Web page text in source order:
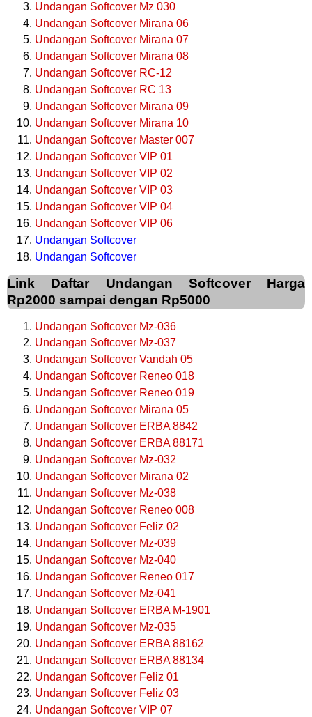
Undangan Softcover Mz 030
Undangan Softcover Mirana 06
Undangan Softcover Mirana 07
Undangan Softcover Mirana 08
Undangan Softcover RC-12
Undangan Softcover RC 13
Undangan Softcover Mirana 09
Undangan Softcover Mirana 10
Undangan Softcover Master 007
Undangan Softcover VIP 01
Undangan Softcover VIP 02
Undangan Softcover VIP 03
Undangan Softcover VIP 04
Undangan Softcover VIP 06
Undangan Softcover
Undangan Softcover
Link Daftar Undangan Softcover Harga
Rp2000 sampai dengan Rp5000
Undangan Softcover Mz-036
Undangan Softcover Mz-037
Undangan Softcover Vandah 05
Undangan Softcover Reneo 018
Undangan Softcover Reneo 019
Undangan Softcover Mirana 05
Undangan Softcover ERBA 8842
Undangan Softcover ERBA 88171
Undangan Softcover Mz-032
Undangan Softcover Mirana 02
Undangan Softcover Mz-038
Undangan Softcover Reneo 008
Undangan Softcover Feliz 02
Undangan Softcover Mz-039
Undangan Softcover Mz-040
Undangan Softcover Reneo 017
Undangan Softcover Mz-041
Undangan Softcover ERBA M-1901
Undangan Softcover Mz-035
Undangan Softcover ERBA 88162
Undangan Softcover ERBA 88134
Undangan Softcover Feliz 01
Undangan Softcover Feliz 03
Undangan Softcover VIP 07